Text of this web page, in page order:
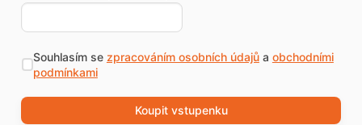
Souhlasím se zpracováním osobních údajůa obchodními
podmínkami
Koupit vstupenku